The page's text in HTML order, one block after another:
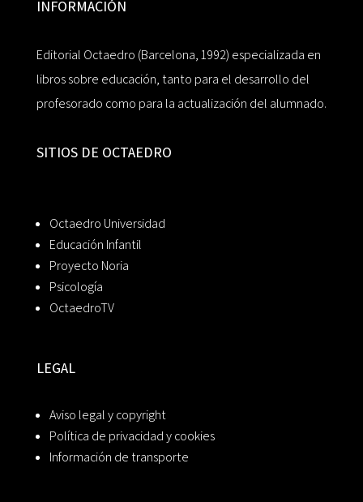
INFORMACIÓN
Editorial Octaedro (Barcelona, 1992) especializada en
libros sobre educación, tanto para el desarrollo del
profesorado como para la actualización del alumnado.
SITIOS DE OCTAEDRO
Octaedro Universidad
Educación Infantil
Proyecto Noria
Psicología
OctaedroTV
LEGAL
Aviso legal y copyright
Política de privacidad y cookies
Información de transporte